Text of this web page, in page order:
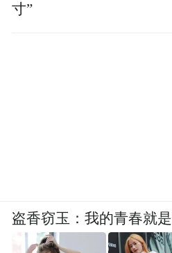
寸”
盗香窃玉：我的青春就